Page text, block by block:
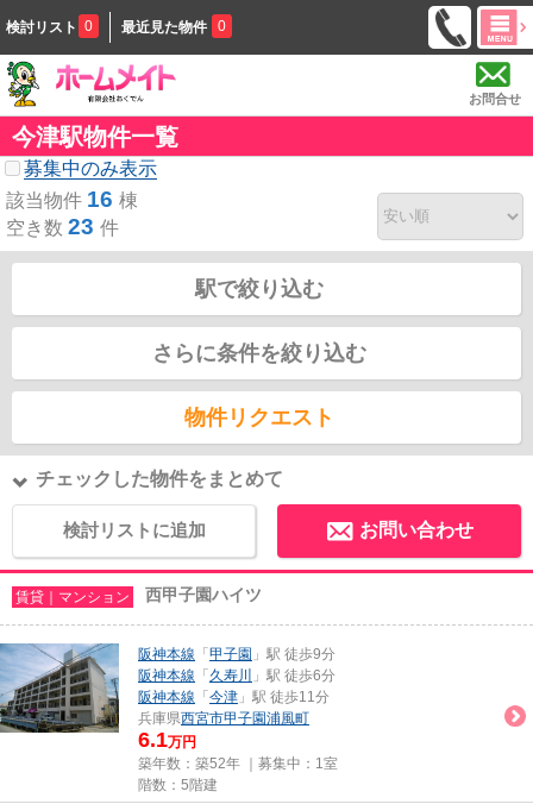
検討リスト 0 最近見た物件 0
お問合せ
今津駅物件一覧
募集中のみ表示
該当物件 16 棟
空き数 23 件
駅で絞り込む
さらに条件を絞り込む
物件リクエスト
チェックした物件をまとめて
検討リストに追加 お問い合わせ
賃貸｜マンション 西甲子園ハイツ
阪神本線 「 甲子園 」駅 徒歩9分
阪神本線 「 久寿川
」駅 徒歩6分
阪神本線 「 今津 」駅 徒歩11分
兵庫県西宮市甲子園浦風町
6.1万円
築年数：築52年 ｜募集中： 1室
階数：5階建